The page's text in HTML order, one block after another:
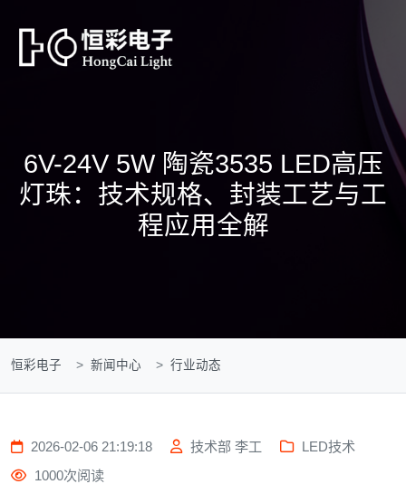
6V-24V 5W 陶瓷3535 LED高压
灯珠：技术规格、封装工艺与工
程应用全解
恒彩电子 新闻中心 行业动态
2026-02-06 21:19:18 技术部 李工
LED技术
1000次阅读